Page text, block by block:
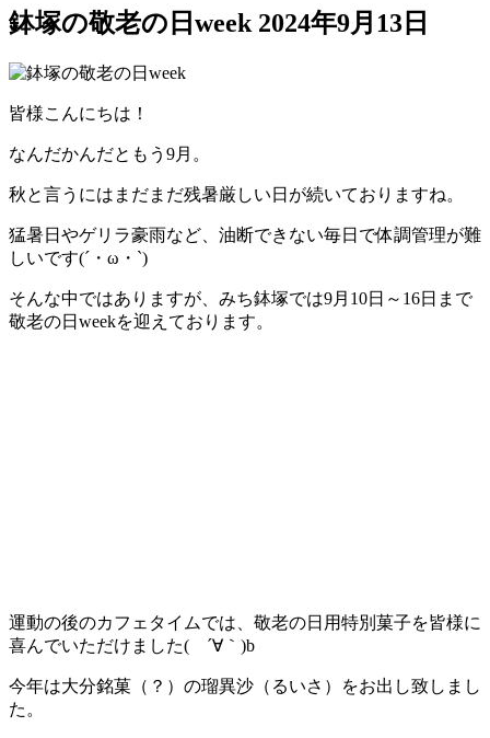
鉢塚の敬老の日week 2024年9月13日
皆様こんにちは！
なんだかんだともう9月。
秋と言うにはまだまだ残暑厳しい日が続いておりますね。
猛暑日やゲリラ豪雨など、油断できない毎日で体調管理が難
しいです(´・ω・`)
そんな中ではありますが、みち鉢塚では9月10日～16日まで
敬老の日weekを迎えております。
運動の後のカフェタイムでは、敬老の日用特別菓子を皆様に
喜んでいただけました( ´∀｀)b
今年は大分銘菓（？）の瑠異沙（るいさ）をお出し致しまし
た。